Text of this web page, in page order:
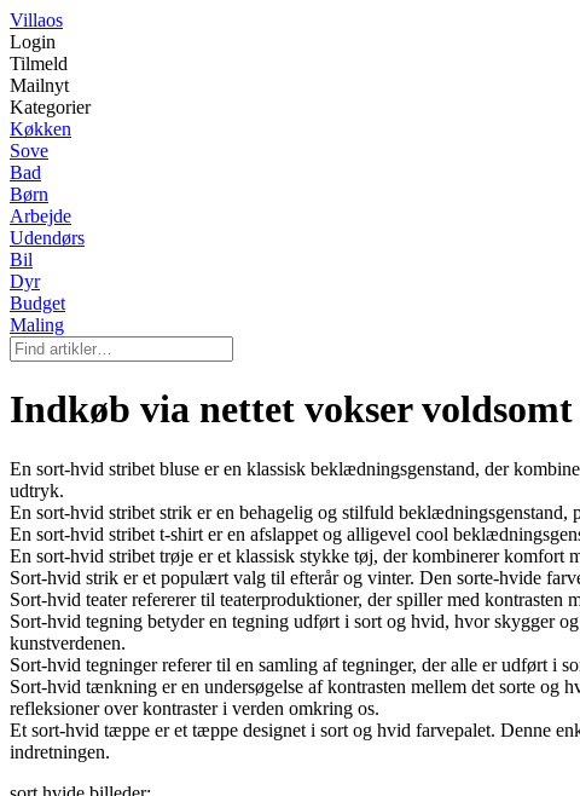
Villaos
Login
Tilmeld
Mailnyt
Kategorier
Køkken
Sove
Bad
Børn
Arbejde
Udendørs
Bil
Dyr
Budget
Maling
Indkøb via nettet vokser voldsomt
En sort-hvid stribet bluse er en klassisk beklædningsgenstand, der
udtryk.
En sort-hvid stribet strik er en behagelig og stilfuld
En sort-hvid stribet t-shirt er en afslappet og alligevel cool
En sort-hvid stribet trøje er et klassisk stykke tøj, der kombinerer komfort
Sort-hvid strik er et populært valg til efterår og vinter. Den sorte-hvide
Sort-hvid teater refererer til teaterproduktioner, der spiller med kontrasten
Sort-hvid tegning betyder en tegning udført i sort og hvid, hvor skygger
kunstverdenen.
Sort-hvid tegninger referer til en samling af tegninger, der alle er udført i
Sort-hvid tænkning er en undersøgelse af kontrasten mellem det sorte
refleksioner over kontraster i verden omkring os.
Et sort-hvid tæppe er et tæppe designet i sort og hvid farvepalet. Denne
indretningen.